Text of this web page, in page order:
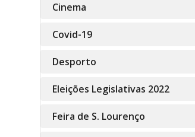
Cinema
Covid-19
Desporto
Eleições Legislativas 2022
Feira de S. Lourenço